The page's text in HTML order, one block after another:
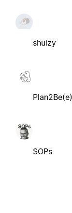
shuizy
Plan2Be(e)
SOPs